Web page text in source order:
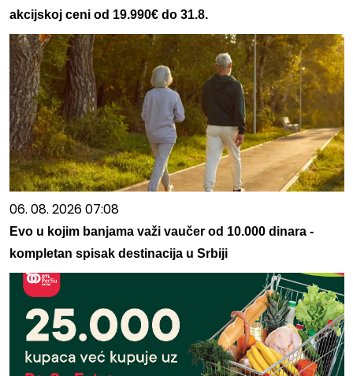
akcijskoj ceni od 19.990€ do 31.8.
06. 08. 2026 07:08
Evo u kojim banjama važi vaučer od 10.000 dinara -
kompletan spisak destinacija u Srbiji